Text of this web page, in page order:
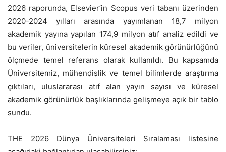
2026 raporunda, Elsevier’in Scopus veri tabanı üzerinden
2020-2024 yılları arasında yayımlanan 18,7 milyon
akademik yayına yapılan 174,9 milyon atıf analiz edildi ve
bu veriler, üniversitelerin küresel akademik görünürlüğünü
ölçmede temel referans olarak kullanıldı. Bu kapsamda
Üniversitemiz, mühendislik ve temel bilimlerde araştırma
çıktıları, uluslararası atıf alan yayın sayısı ve küresel
akademik görünürlük başlıklarında gelişmeye açık bir tablo
sundu.
THE 2026 Dünya Üniversiteleri Sıralaması listesine